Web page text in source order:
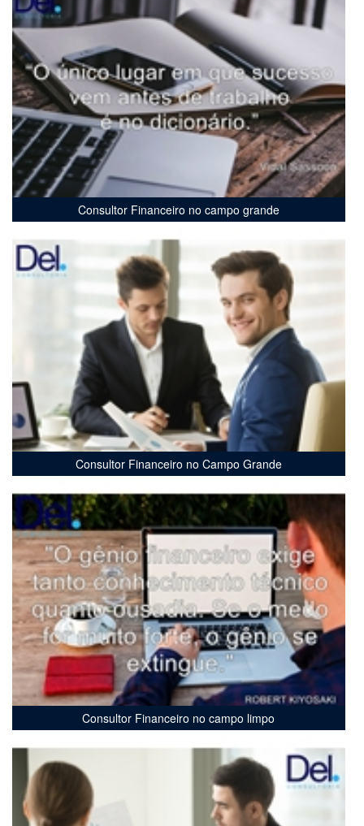
Consultor Financeiro no campo grande
Consultor Financeiro no Campo Grande
Consultor Financeiro no campo limpo